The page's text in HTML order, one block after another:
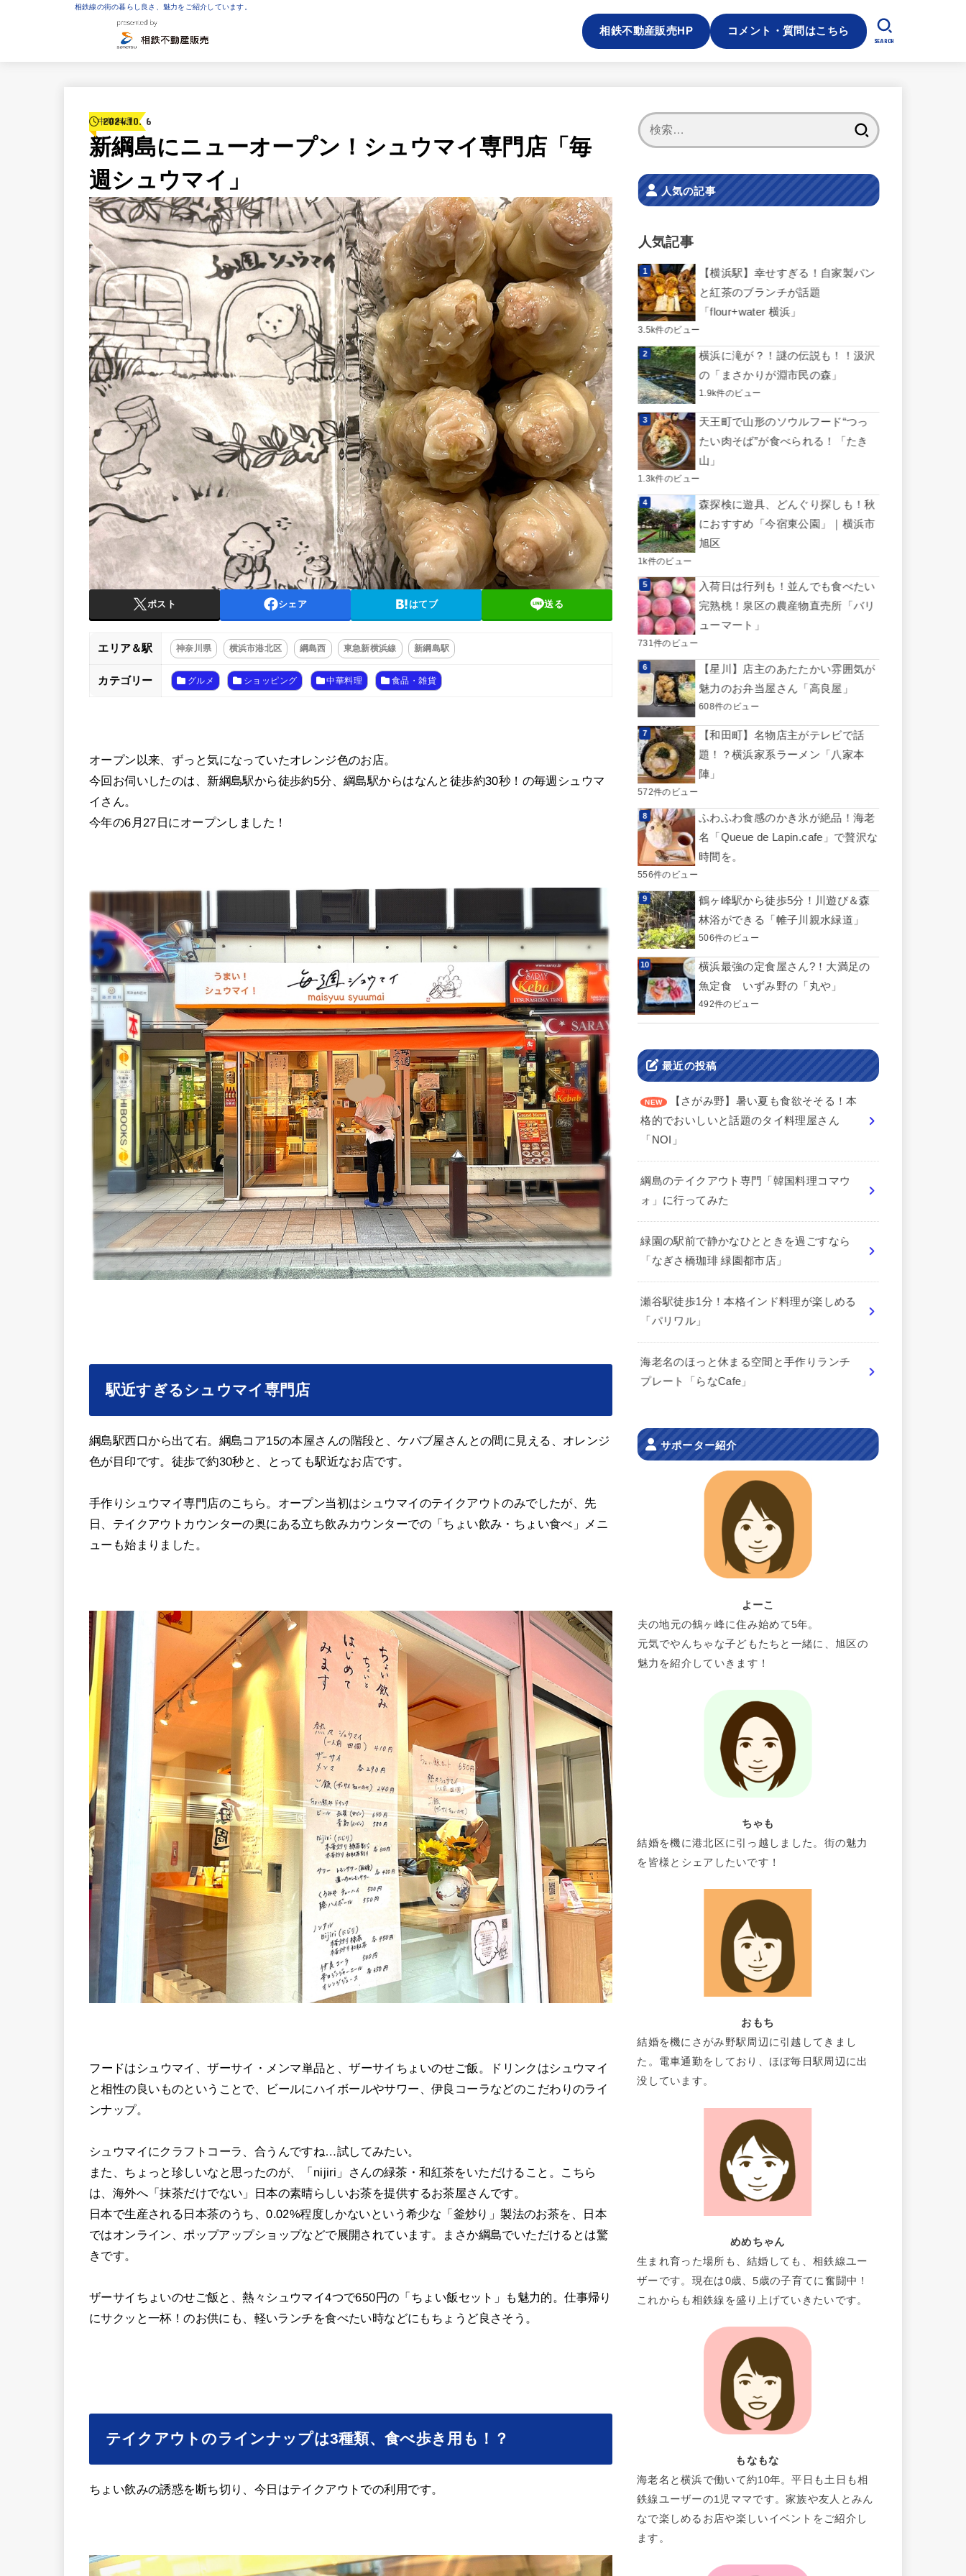
相鉄線の街の暮らし良さ、魅力をご紹介しています。
相鉄不動産販売HP コメント・質問はこちら
SEARCH
中華料理
2024.10.16
新綱島にニューオープン！シュウマイ専門店「毎
週シュウマイ」
ポスト シェア はてブ 送る
エリア＆駅 神奈川県 横浜市港北区 綱島西 東急新横浜線 新綱島駅
カテゴリー グルメ ショッピング 中華料理 食品・雑貨
オープン以来、ずっと気になっていたオレンジ色のお店。
今回お伺いしたのは、新綱島駅から徒歩約5分、綱島駅からはなんと徒歩約30秒！の毎週シュウマ
イさん。
今年の6月27日にオープンしました！
駅近すぎるシュウマイ専門店
綱島駅西口から出て右。綱島コア15の本屋さんの階段と、ケバブ屋さんとの間に見える、オレンジ
色が目印です。徒歩で約30秒と、とっても駅近なお店です。
手作りシュウマイ専門店のこちら。オープン当初はシュウマイのテイクアウトのみでしたが、先
日、テイクアウトカウンターの奥にある立ち飲みカウンターでの「ちょい飲み・ちょい食べ」メニ
ューも始まりました。
フードはシュウマイ、ザーサイ・メンマ単品と、ザーサイちょいのせご飯。ドリンクはシュウマイ
と相性の良いものということで、ビールにハイボールやサワー、伊良コーラなどのこだわりのライ
ンナップ。
シュウマイにクラフトコーラ、合うんですね…試してみたい。
また、ちょっと珍しいなと思ったのが、「nijiri」さんの緑茶・和紅茶をいただけること。こちら
は、海外へ「抹茶だけでない」日本の素晴らしいお茶を提供するお茶屋さんです。
日本で生産される日本茶のうち、0.02%程度しかないという希少な「釜炒り」製法のお茶を、日本
ではオンライン、ポップアップショップなどで展開されています。まさか綱島でいただけるとは驚
きです。
ザーサイちょいのせご飯と、熱々シュウマイ4つで650円の「ちょい飯セット」も魅力的。仕事帰り
にサクッと一杯！のお供にも、軽いランチを食べたい時などにもちょうど良さそう。
テイクアウトのラインナップは3種類、食べ歩き用も！？
ちょい飲みの誘惑を断ち切り、今日はテイクアウトでの利用です。
人気の記事
人気記事
【横浜駅】幸せすぎる！自家製パン
と紅茶のブランチが話題
「flour+water 横浜」
3.5k件のビュー
横浜に滝が？！謎の伝説も！！汲沢
の「まさかりが淵市民の森」
1.9k件のビュー
天王町で山形のソウルフード“つっ
たい肉そば”が食べられる！「たき
山」
1.3k件のビュー
森探検に遊具、どんぐり探しも！秋
におすすめ「今宿東公園」｜横浜市
旭区
1k件のビュー
入荷日は行列も！並んでも食べたい
完熟桃！泉区の農産物直売所「バリ
ューマート」
731件のビュー
【星川】店主のあたたかい雰囲気が
魅力のお弁当屋さん「高良屋」
608件のビュー
【和田町】名物店主がテレビで話
題！？横浜家系ラーメン「八家本
陣」
572件のビュー
ふわふわ食感のかき氷が絶品！海老
名「Queue de Lapin.cafe」で贅沢な
時間を。
556件のビュー
鶴ヶ峰駅から徒歩5分！川遊び＆森
林浴ができる「帷子川親水緑道」
506件のビュー
横浜最強の定食屋さん?！大満足の
魚定食 いずみ野の「丸や」
492件のビュー
最近の投稿
【さがみ野】暑い夏も食欲そそる！本
格的でおいしいと話題のタイ料理屋さん
「NOI」
綱島のテイクアウト専門「韓国料理コマウ
ォ」に行ってみた
緑園の駅前で静かなひとときを過ごすなら
「なぎさ橋珈琲 緑園都市店」
瀬谷駅徒歩1分！本格インド料理が楽しめる
「パリワル」
海老名のほっと休まる空間と手作りランチ
プレート「らなCafe」
サポーター紹介
よーこ
夫の地元の鶴ヶ峰に住み始めて5年。
元気でやんちゃな子どもたちと一緒に、旭区の
魅力を紹介していきます！
ちゃも
結婚を機に港北区に引っ越しました。街の魅力
を皆様とシェアしたいです！
おもち
結婚を機にさがみ野駅周辺に引越してきまし
た。電車通勤をしており、ほぼ毎日駅周辺に出
没しています。
めめちゃん
生まれ育った場所も、結婚しても、相鉄線ユー
ザーです。現在は0歳、5歳の子育てに奮闘中！
これからも相鉄線を盛り上げていきたいです。
もなもな
海老名と横浜で働いて約10年。平日も土日も相
鉄線ユーザーの1児ママです。家族や友人とみん
なで楽しめるお店や楽しいイベントをご紹介し
ます。